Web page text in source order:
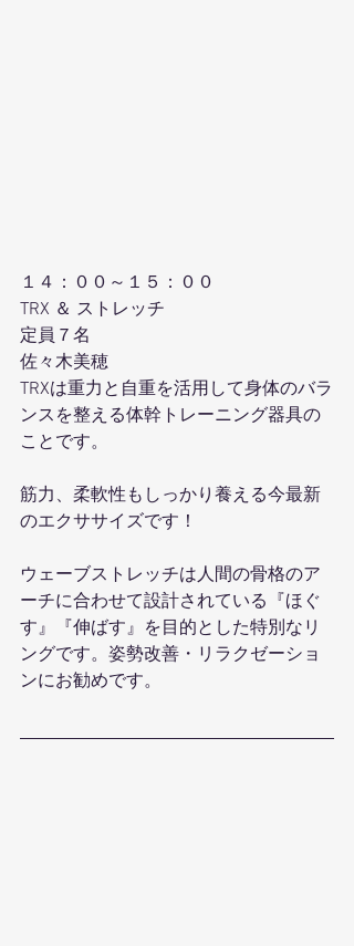
１４：００～１５：００
TRX ＆ ストレッチ
定員７名
佐々木美穂
TRXは重力と自重を活用して身体のバラ
ンスを整える体幹トレーニング器具の
ことです。
筋力、柔軟性もしっかり養える今最新
のエクササイズです！
ウェーブストレッチは人間の骨格のア
ーチに合わせて設計されている『ほぐ
す』『伸ばす』を目的とした特別なリ
ングです。姿勢改善・リラクゼーショ
ンにお勧めです。